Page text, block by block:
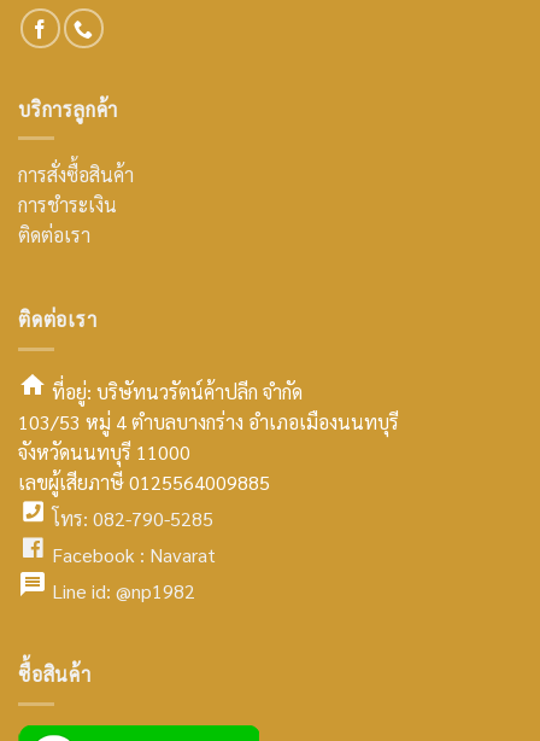
บริการลูกค้า
การสั่งซื้อสินค้า
การชำระเงิน
ติดต่อเรา
ติดต่อเรา
smt2
home
icon
ที่อยู่: บริษัทนวรัตน์ค้าปลีก จำกัด
103/53 หมู่ 4 ตำบลบางกร่าง อำเภอเมืองนนทบุรี
จังหวัดนนทบุรี 11000
เลขผู้เสียภาษี 0125564009885
facebook
icon
โทร: 082-790-5285
facebook
Facebook : Navarat
icon
Line id: @np1982
ซื้อสินค้า